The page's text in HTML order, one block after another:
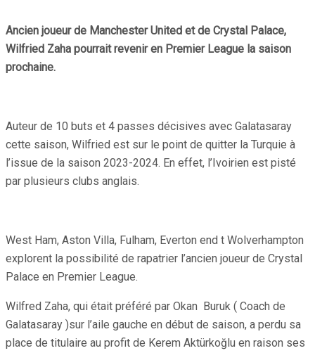
Ancien joueur de Manchester United et de Crystal Palace,
Wilfried Zaha pourrait revenir en Premier League la saison
prochaine.
Auteur de 10 buts et 4 passes décisives avec Galatasaray
cette saison, Wilfried est sur le point de quitter la Turquie à
l’issue de la saison 2023-2024. En effet, l’Ivoirien est pisté
par plusieurs clubs anglais.
West Ham, Aston Villa, Fulham, Everton end t Wolverhampton
explorent la possibilité de rapatrier l’ancien joueur de Crystal
Palace en Premier League.
Wilfred Zaha, qui était préféré par Okan Buruk ( Coach de
Galatasaray )sur l’aile gauche en début de saison, a perdu sa
place de titulaire au profit de Kerem Aktürkoğlu en raison ses